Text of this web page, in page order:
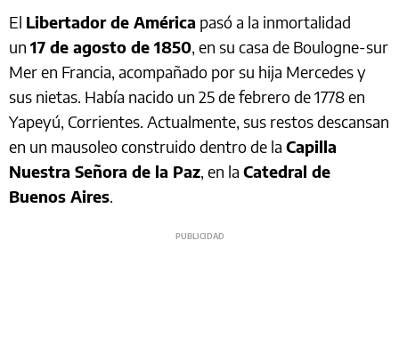
El Libertador de América pasó a la inmortalidad
un 17 de agosto de 1850, en su casa de Boulogne-sur
Mer en Francia, acompañado por su hija Mercedes y
sus nietas. Había nacido un 25 de febrero de 1778 en
Yapeyú, Corrientes. Actualmente, sus restos descansan
en un mausoleo construido dentro de la Capilla
Nuestra Señora de la Paz, en la Catedral de
Buenos Aires.